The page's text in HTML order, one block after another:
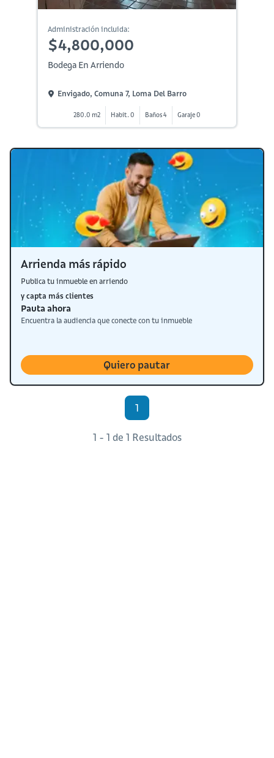
Administración incluida:
$4,800,000
Bodega En Arriendo
Envigado, Comuna 7, Loma Del Barro
280.0 m2 Habit. 0 Baños 4 Garaje 0
Arrienda más rápido
Publica tu inmueble en arriendo
y capta más clientes
Pauta ahora
Encuentra la audiencia que conecte con tu inmueble
Quiero pautar
1
1 - 1 de 1 Resultados